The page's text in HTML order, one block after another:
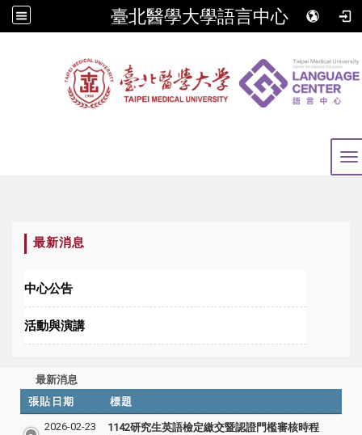
臺北醫學大學語言中心
最新消息
中心公告
活動與演講
最新消息
張貼日期
標題
2026-02-23
1142研究生英語檢定繳交暨認證門檻審核時程